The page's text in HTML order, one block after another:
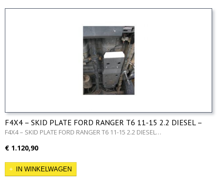
F4X4 – SKID PLATE FORD RANGER T6 11-15 2.2 DIESEL –
Complete set
F4X4 – SKID PLATE FORD RANGER T6 11-15 2.2 DIESEL…
€ 1.120,90
IN WINKELWAGEN